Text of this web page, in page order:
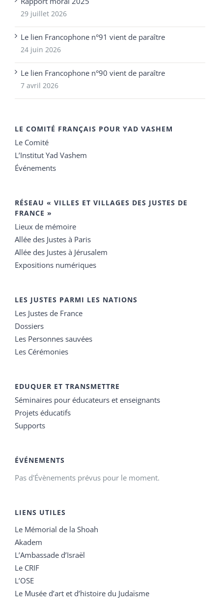
29 juillet 2026
Le lien Francophone n°91 vient de paraître
24 juin 2026
Le lien Francophone n°90 vient de paraître
7 avril 2026
LE COMITÉ FRANÇAIS POUR YAD VASHEM
Le Comité
L’Institut Yad Vashem
Événements
RÉSEAU « VILLES ET VILLAGES DES JUSTES DE
FRANCE »
Lieux de mémoire
Allée des Justes à Paris
Allée des Justes à Jérusalem
Expositions numériques
LES JUSTES PARMI LES NATIONS
Les Justes de France
Dossiers
Les Personnes sauvées
Les Cérémonies
EDUQUER ET TRANSMETTRE
Séminaires pour éducateurs et enseignants
Projets éducatifs
Supports
ÉVÉNEMENTS
Pas d'Évènements prévus pour le moment.
LIENS UTILES
Le Mémorial de la Shoah
Akadem
L’Ambassade d’Israël
Le CRIF
L’OSE
Le Musée d’art et d’histoire du Judaïsme